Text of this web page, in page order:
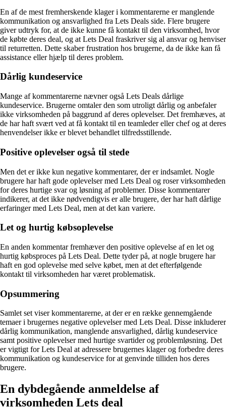
En af de mest fremherskende klager i kommentarerne er manglende
kommunikation og ansvarlighed fra Lets Deals side. Flere brugere
giver udtryk for, at de ikke kunne få kontakt til den virksomhed, hvor
de købte deres deal, og at Lets Deal fraskriver sig al ansvar og henviser
til returretten. Dette skaber frustration hos brugerne, da de ikke kan få
assistance eller hjælp til deres problem.
Dårlig kundeservice
Mange af kommentarerne nævner også Lets Deals dårlige
kundeservice. Brugerne omtaler den som utroligt dårlig og anbefaler
ikke virksomheden på baggrund af deres oplevelser. Det fremhæves, at
de har haft svært ved at få kontakt til en teamleder eller chef og at deres
henvendelser ikke er blevet behandlet tilfredsstillende.
Positive oplevelser også til stede
Men det er ikke kun negative kommentarer, der er indsamlet. Nogle
brugere har haft gode oplevelser med Lets Deal og roser virksomheden
for deres hurtige svar og løsning af problemer. Disse kommentarer
indikerer, at det ikke nødvendigvis er alle brugere, der har haft dårlige
erfaringer med Lets Deal, men at det kan variere.
Let og hurtig købsoplevelse
En anden kommentar fremhæver den positive oplevelse af en let og
hurtig købsproces på Lets Deal. Dette tyder på, at nogle brugere har
haft en god oplevelse med selve købet, men at det efterfølgende
kontakt til virksomheden har været problematisk.
Opsummering
Samlet set viser kommentarerne, at der er en række gennemgående
temaer i brugernes negative oplevelser med Lets Deal. Disse inkluderer
dårlig kommunikation, manglende ansvarlighed, dårlig kundeservice
samt positive oplevelser med hurtige svartider og problemløsning. Det
er vigtigt for Lets Deal at adressere brugernes klager og forbedre deres
kommunikation og kundeservice for at genvinde tilliden hos deres
brugere.
En dybdegående anmeldelse af
virksomheden Lets deal